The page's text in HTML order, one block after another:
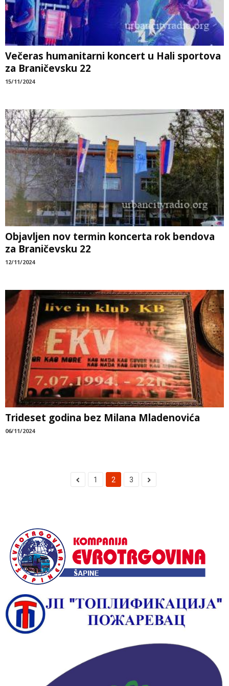
Večeras humanitarni koncert u Hali sportova
za Braničevsku 22
15/11/2024
Objavljen nov termin koncerta rok bendova
za Braničevsku 22
12/11/2024
Trideset godina bez Milana Mladenovića
06/11/2024
1 2 3